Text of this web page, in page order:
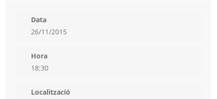
Data
26/11/2015
Hora
18:30
Localització